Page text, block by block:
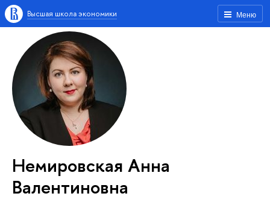
Меню
Высшая школа экономики
Немировская Анна
Валентиновна